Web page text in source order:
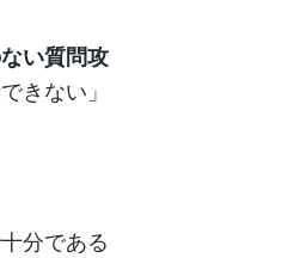
い質問攻
きない」
分である